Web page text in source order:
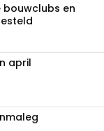
bouwclubs en
april